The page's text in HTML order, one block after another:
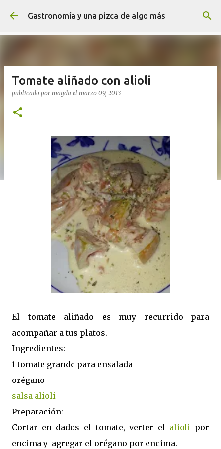
Ir al contenido principal
Gastronomía y una pizca de algo más
Tomate aliñado con alioli
publicado por magda el marzo 09, 2013
El tomate aliñado es muy recurrido para
acompañar a tus platos.
Ingredientes:
1 tomate grande para ensalada
orégano
salsa alioli
Preparación:
Cortar en dados el tomate, verter el alioli por
encima y agregar el orégano por encima.